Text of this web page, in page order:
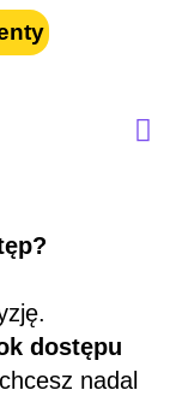
dostępu
nadal